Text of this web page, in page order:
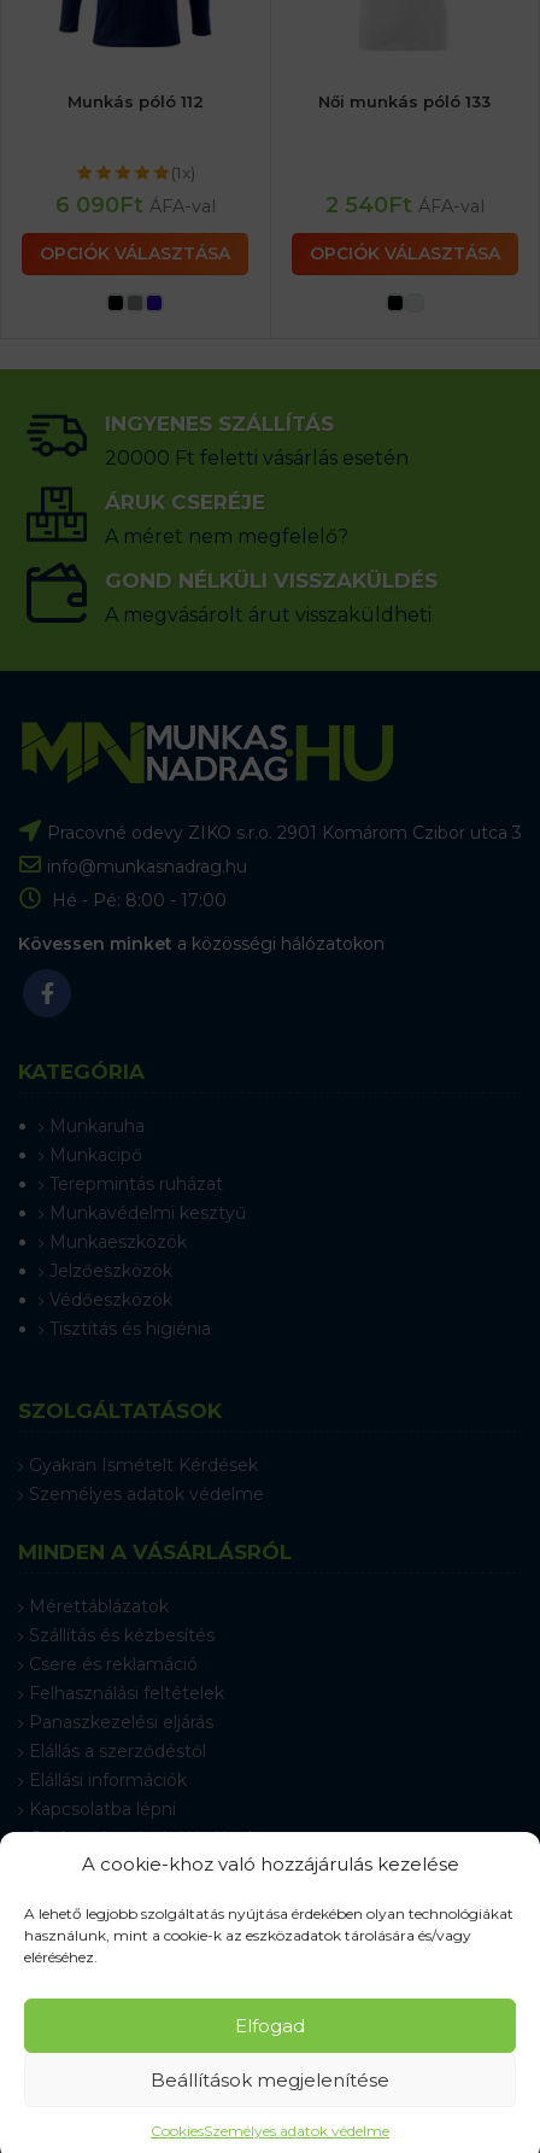
A cookie-khoz való hozzájárulás kezelése
A lehető legjobb szolgáltatás nyújtása érdekében olyan technológiákat
használunk, mint a cookie-k az eszközadatok tárolására és/vagy
eléréséhez.
Elfogad
Beállítások megjelenítése
CookiesSzemélyes adatok védelme
Munkás póló 112
(1x)
6 090Ft ÁFA-val
OPCIÓK VÁLASZTÁSA
Női munkás póló 133
2 540Ft ÁFA-val
OPCIÓK VÁLASZTÁSA
INGYENES SZÁLLÍTÁS
20000 Ft feletti vásárlás esetén
ÁRUK CSERÉJE
A méret nem megfelelő?
GOND NÉLKÜLI VISSZAKÜLDÉS
A megvásárolt árut visszaküldheti
Pracovné odevy ZIKO s.r.o. 2901 Komárom Czibor utca 3
info@munkasnadrag.hu
Hé - Pé: 8:00 - 17:00
Kövessen minket a közösségi hálózatokon
KATEGÓRIA
Munkaruha
Munkacipő
Terepmintás ruházat
Munkavédelmi kesztyű
Munkaeszközök
Jelzőeszközök
Védőeszközök
Tisztítás és higiénia
SZOLGÁLTATÁSOK
Gyakran Ismételt Kérdések
Személyes adatok védelme
MINDEN A VÁSÁRLÁSRÓL
Mérettáblázatok
Szállítás és kézbesítés
Csere és reklamáció
Felhasználási feltételek
Panaszkezelési eljárás
Elállás a szerződéstől
Elállási információk
Kapcsolatba lépni
Gyakran Ismételt Kérdések
Cookie-beállítások